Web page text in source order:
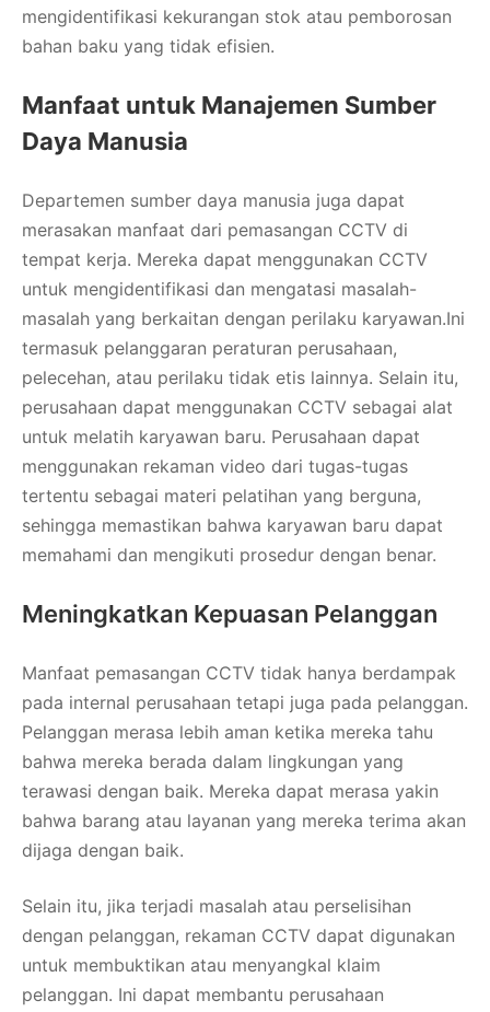
mengidentifikasi kekurangan stok atau pemborosan
bahan baku yang tidak efisien.
Manfaat untuk Manajemen Sumber
Daya Manusia
Departemen sumber daya manusia juga dapat
merasakan manfaat dari pemasangan CCTV di
tempat kerja. Mereka dapat menggunakan CCTV
untuk mengidentifikasi dan mengatasi masalah-
masalah yang berkaitan dengan perilaku karyawan.Ini
termasuk pelanggaran peraturan perusahaan,
pelecehan, atau perilaku tidak etis lainnya. Selain itu,
perusahaan dapat menggunakan CCTV sebagai alat
untuk melatih karyawan baru. Perusahaan dapat
menggunakan rekaman video dari tugas-tugas
tertentu sebagai materi pelatihan yang berguna,
sehingga memastikan bahwa karyawan baru dapat
memahami dan mengikuti prosedur dengan benar.
Meningkatkan Kepuasan Pelanggan
Manfaat pemasangan CCTV tidak hanya berdampak
pada internal perusahaan tetapi juga pada pelanggan.
Pelanggan merasa lebih aman ketika mereka tahu
bahwa mereka berada dalam lingkungan yang
terawasi dengan baik. Mereka dapat merasa yakin
bahwa barang atau layanan yang mereka terima akan
dijaga dengan baik.
Selain itu, jika terjadi masalah atau perselisihan
dengan pelanggan, rekaman CCTV dapat digunakan
untuk membuktikan atau menyangkal klaim
pelanggan. Ini dapat membantu perusahaan